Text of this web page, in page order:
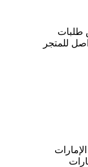
طلبات
للمتجر